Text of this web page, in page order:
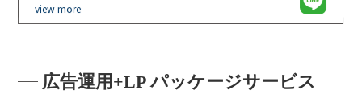
view more
広告運用+LP パッケージサービス